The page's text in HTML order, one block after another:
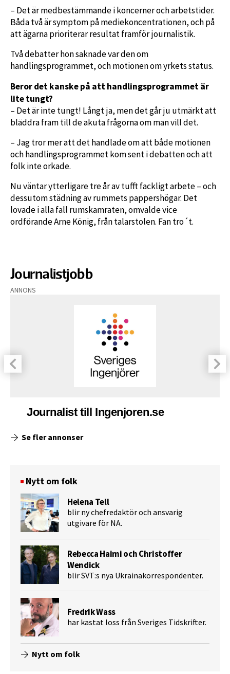
– Det är medbestämmande i koncerner och arbetstider.
Båda två är symptom på mediekoncentrationen, och på
att ägarna prioriterar resultat framför journalistik.
Två debatter hon saknade var den om
handlingsprogrammet, och motionen om yrkets status.
Beror det kanske på att handlingsprogrammet är
lite tungt?
– Det är inte tungt! Långt ja, men det går ju utmärkt att
bläddra fram till de akuta frågorna om man vill det.
– Jag tror mer att det handlade om att både motionen
och handlingsprogrammet kom sent i debatten och att
folk inte orkade.
Nu väntar ytterligare tre år av tufft fackligt arbete – och
dessutom städning av rummets pappershögar. Det
lovade i alla fall rumskamraten, omvalde vice
ordförande Arne König, från talarstolen. Fan tro´t.
Journalistjobb
ANNONS
Journalist till Ingenjoren.se
Se fler annonser
Nytt om folk
Helena Tell
blir ny chefredaktör och ansvarig
utgivare för NA.
Rebecca Haimi och Christoffer
Wendick
blir SVT:s nya Ukrainakorrespondenter.
Fredrik Wass
har kastat loss från Sveriges Tidskrifter.
Nytt om folk